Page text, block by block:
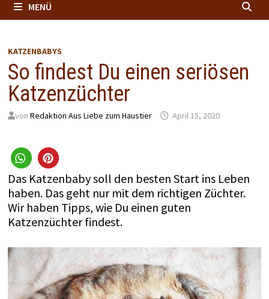
MENÜ
KATZENBABYS
So findest Du einen seriösen
Katzenzüchter
von Redaktion Aus Liebe zum Haustier April 15, 2020
Das Katzenbaby soll den besten Start ins Leben
haben. Das geht nur mit dem richtigen Züchter.
Wir haben Tipps, wie Du einen guten
Katzenzüchter findest.